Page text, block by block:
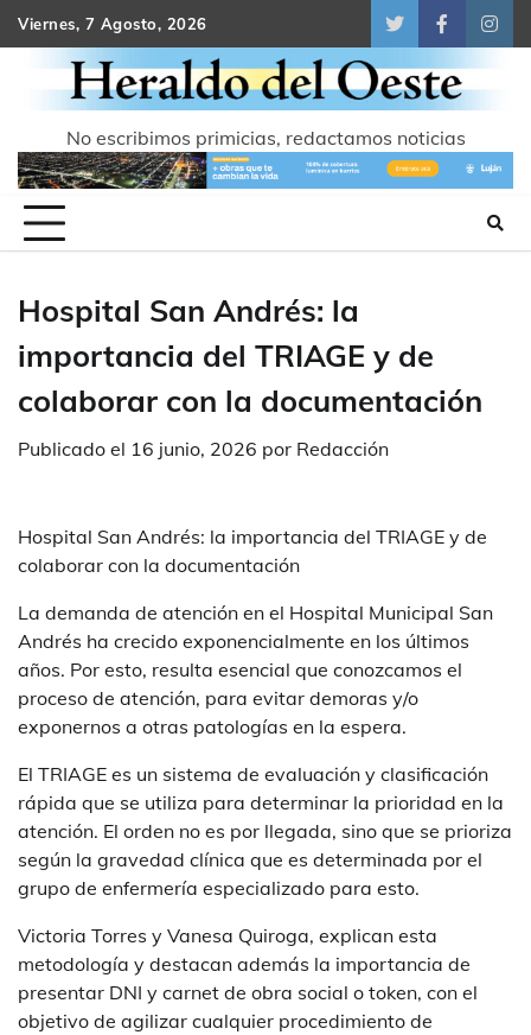
Skip
to
content
Viernes, 7 Agosto, 2026
TwitterFacebook
No escribimos primicias, redactamos noticias
Hospital San Andrés: la
importancia del TRIAGE y de
colaborar con la documentación
Publicado el 16 junio, 2026 por Redacción
Hospital San Andrés: la importancia del TRIAGE y de
colaborar con la documentación
La demanda de atención en el Hospital Municipal San
Andrés ha crecido exponencialmente en los últimos
años. Por esto, resulta esencial que conozcamos el
proceso de atención, para evitar demoras y/o
exponernos a otras patologías en la espera.
El TRIAGE es un sistema de evaluación y clasificación
rápida que se utiliza para determinar la prioridad en la
atención. El orden no es por llegada, sino que se prioriza
según la gravedad clínica que es determinada por el
grupo de enfermería especializado para esto.
Victoria Torres y Vanesa Quiroga, explican esta
metodología y destacan además la importancia de
presentar DNI y carnet de obra social o token, con el
objetivo de agilizar cualquier procedimiento de